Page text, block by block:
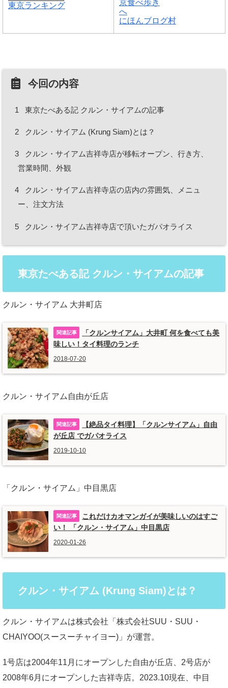
東京ランキング
にほんブログ村
今回の内容
1 東京たべある記 クルン・サイアムの記事
2 クルン・サイアム (Krung Siam)とは？
3
クルン・サイアム吉祥寺店が移転オープン、行き方、
営業時間、外観
4
クルン・サイアム吉祥寺店の店内の雰囲気、メニュ
ー、注文方法
5 クルン・サイアム吉祥寺店で頂いたガパオライス
東京たべある記 クルン・サイアムの記事
クルン・サイアム 大井町店
「クルンサイアム」大井町 何を食べても美
味しい！タイ料理のランチ
2018-07-20
クルン・サイアム自由が丘店
【絶品タイ料理】「クルンサイアム」自由
が丘店 でガパオライス
2019-10-10
「クルン・サイアム」中目黒店
これだけカオマンガイが美味しいのはすご
い！ 「クルン・サイアム」中目黒店
2020-01-26
クルン・サイアム (Krung Siam)とは？
クルン・サイアムは株式会社「株式会社SUU・SUU・
CHAIYOO(スースーチャイヨー)」が運営。
1号店は2004年11月にオープンした自由が丘店、2号店が
2008年6月にオープンした吉祥寺店。2023.10現在、中目